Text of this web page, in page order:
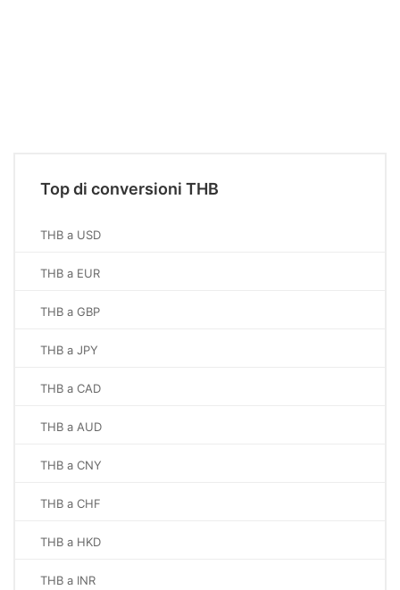
Top di conversioni THB
THB a USD
THB a EUR
THB a GBP
THB a JPY
THB a CAD
THB a AUD
THB a CNY
THB a CHF
THB a HKD
THB a INR